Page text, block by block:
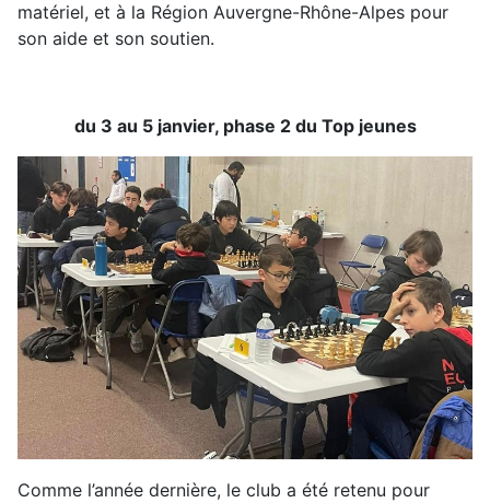
matériel, et à la Région Auvergne-Rhône-Alpes pour
son aide et son soutien.
du 3 au 5 janvier, phase 2 du Top jeunes
Comme l’année dernière, le club a été retenu pour